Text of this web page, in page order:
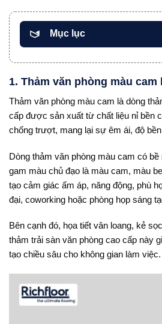
Mục lục
1. Thảm văn phòng màu cam
Thảm văn phòng màu cam là dòng
cấp được sản xuất từ chất liệu nỉ bền
chống trượt, mang lại sự êm ái, độ
Dòng thảm văn phòng màu cam có
gam màu chủ đạo là màu cam, màu
tạo cảm giác ấm áp, năng động, phù
đại, coworking hoặc phòng họp sáng
Bên cạnh đó, họa tiết vân loang, kẻ
thảm trải sàn văn phòng cao cấp này
tạo chiều sâu cho không gian làm việc.